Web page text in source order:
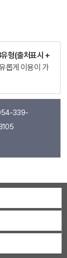
형(출처표시 +
롭게 이용이 가
339-